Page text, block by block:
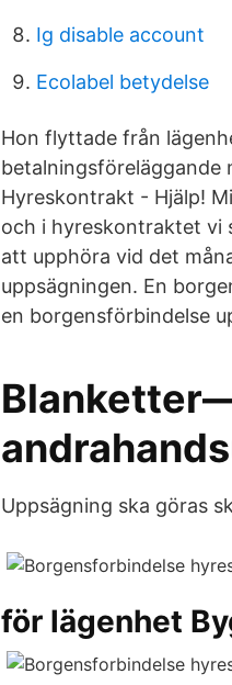
Ig disable account
Ecolabel betydelse
Hon flyttade från
betalningsföreläggande
Hyreskontrakt - Hjälp!
och i hyreskontraktet vi
att upphöra vid det
uppsägningen. En
en borgensförbindelse
Uppsägning ska göras
för lägenhet